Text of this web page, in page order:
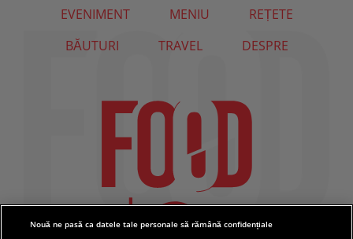
EVENIMENT MENIU
REȚETE
BĂUTURI
TRAVEL DESPRE
Nouă ne pasă ca datele tale personale să rămână confidențiale